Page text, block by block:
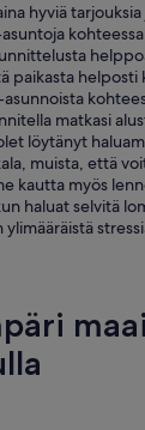
hyviä tarjouksia
paikasta helposti
matkasi
löytänyt
muista, että
kautta myös
haluat selvitä